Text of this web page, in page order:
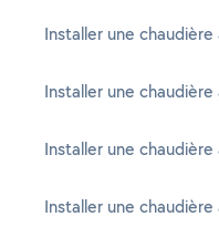
Installer une chaudière
Installer une
Installer une chaudière
Installer une